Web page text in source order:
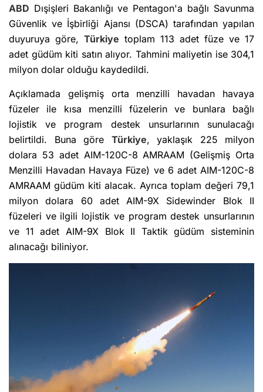
ABD Dışişleri Bakanlığı ve Pentagon'a bağlı Savunma
Güvenlik ve İşbirliği Ajansı (DSCA) tarafından yapılan
duyuruya göre, Türkiye toplam 113 adet füze ve 17
adet güdüm kiti satın alıyor. Tahmini maliyetin ise 304,1
milyon dolar olduğu kaydedildi.
Açıklamada gelişmiş orta menzilli havadan havaya
füzeler ile kısa menzilli füzelerin ve bunlara bağlı
lojistik ve program destek unsurlarının sunulacağı
belirtildi. Buna göre Türkiye, yaklaşık 225 milyon
dolara 53 adet AIM-120C-8 AMRAAM (Gelişmiş Orta
Menzilli Havadan Havaya Füze) ve 6 adet AIM-120C-8
AMRAAM güdüm kiti alacak. Ayrıca toplam değeri 79,1
milyon dolara 60 adet AIM-9X Sidewinder Blok II
füzeleri ve ilgili lojistik ve program destek unsurlarının
ve 11 adet AIM-9X Blok II Taktik güdüm sisteminin
alınacağı biliniyor.